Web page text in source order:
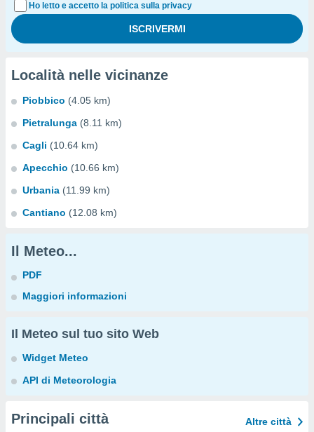
Ho letto e accetto la politica sulla privacy
Località nelle vicinanze
Piobbico (4.05 km)
Pietralunga (8.11 km)
Cagli (10.64 km)
Apecchio (10.66 km)
Urbania (11.99 km)
Cantiano (12.08 km)
Il Meteo...
PDF
Maggiori informazioni
Il Meteo sul tuo sito Web
Widget Meteo
API di Meteorologia
Principali città Altre città